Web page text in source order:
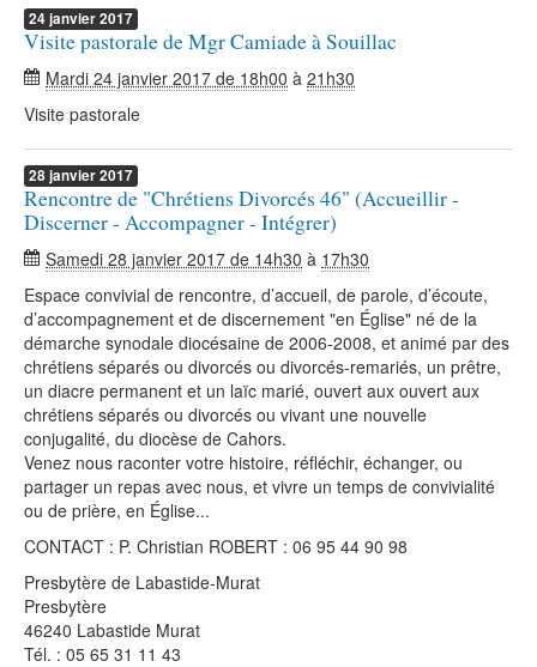
24janvier2017
Visite pastorale de Mgr Camiade à Souillac
Mardi 24 janvier 2017 de 18h00 à 21h30
Visite pastorale
28janvier2017
Rencontre de "Chrétiens Divorcés 46" (Accueillir -
Discerner - Accompagner - Intégrer)
Samedi 28 janvier 2017 de 14h30 à 17h30
Espace convivial de rencontre, d’accueil, de parole, d’écoute,
d’accompagnement et de discernement "en Église" né de la
démarche synodale diocésaine de 2006-2008, et animé par des
chrétiens séparés ou divorcés ou divorcés-remariés, un prêtre,
un diacre permanent et un laïc marié, ouvert aux ouvert aux
chrétiens séparés ou divorcés ou vivant une nouvelle
conjugalité, du diocèse de Cahors.
Venez nous raconter votre histoire, réfléchir, échanger, ou
partager un repas avec nous, et vivre un temps de convivialité
ou de prière, en Église...
CONTACT : P. Christian ROBERT : 06 95 44 90 98
Presbytère de Labastide-Murat
Presbytère
46240 Labastide Murat
Tél. : 05 65 31 11 43